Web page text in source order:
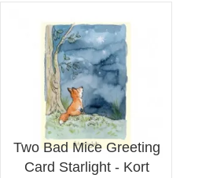
Two Bad Mice Greeting
Card Starlight - Kort